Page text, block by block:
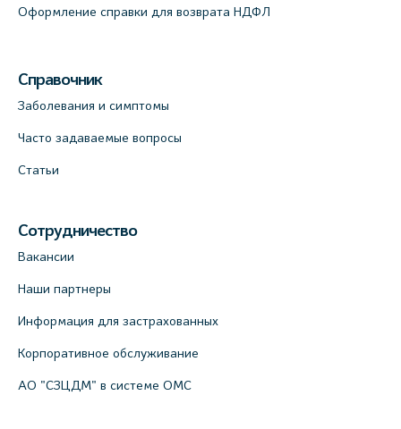
Оформление справки для возврата НДФЛ
Справочник
Заболевания и симптомы
Часто задаваемые вопросы
Статьи
Сотрудничество
Вакансии
Наши партнеры
Информация для застрахованных
Корпоративное обслуживание
АО "СЗЦДМ" в системе ОМС